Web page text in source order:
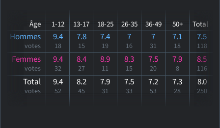
Âge 1-12 13-17 18-25 26-35 36-49 50+ Total
Hommes
votes
9.4
18
7.8
15
7.4
19
7
16
7
31
7.1
18
7.5
118
Femmes
votes
9.4
32
8.4
27
8.9
11
8.3
15
7.5
20
7.9
8
8.5
116
Total
votes
9.4
52
8.2
45
7.9
31
7.5
33
7.2
53
7.3
28
8.0
250